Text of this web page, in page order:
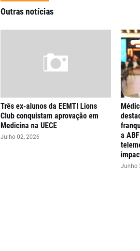
Outras notícias
Três ex-alunos da EEMTI Lions
Club conquistam aprovação em
Medicina na UECE
Julho 02, 2026
a
Junho